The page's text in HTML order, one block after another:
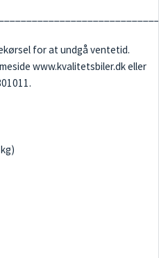
for at undgå ventetid.
www.kvalitetsbiler.dk eller